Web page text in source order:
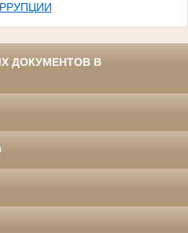
ДОКУМЕНТОВ В